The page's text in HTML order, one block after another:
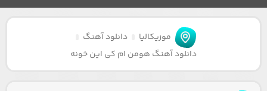
موزیکالیا
دانلود آهنگ
دانلود آهنگ هومن ام کی این خونه